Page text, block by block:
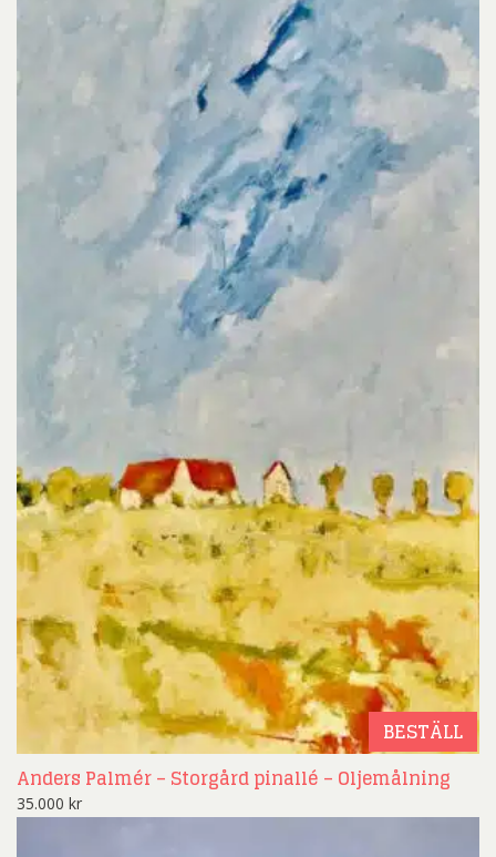
BESTÄLL
Anders Palmér – Storgård pinallé – Oljemålning
35.000 kr